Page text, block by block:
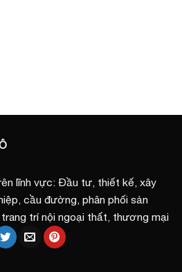
lĩnh vực: Đầu tư, thiết kế, xây
cầu đường, phân phối sản
trí nội ngoại thất, thương mại